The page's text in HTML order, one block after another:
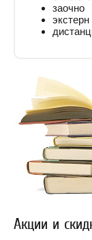
заочно
экстерн
Акции и